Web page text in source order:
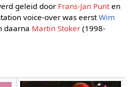
geleid door Frans-Jan Punten
voice-over was eerstWim
daarna Martin Stoker(1998-